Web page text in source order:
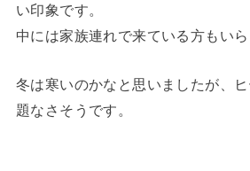
い印象です。
中には家族連れで来ている方もいら
冬は寒いのかなと思いましたが、
題なさそうです。